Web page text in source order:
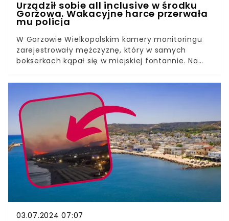
Urządził sobie all inclusive w środku
Gorzowa. Wakacyjne harce przerwała
mu policja
W Gorzowie Wielkopolskim kamery monitoringu
zarejestrowały mężczyznę, który w samych
bokserkach kąpał się w miejskiej fontannie. Na
surfuje na rzeźbie żółwia. Na miejscu zjawili się
funkcjonariusze policji i ukarali go mandatem.
03.07.2024 07:07